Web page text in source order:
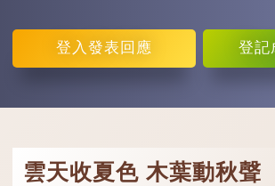
登入 發表回應 登記
雲天收夏色 木葉動秋聲